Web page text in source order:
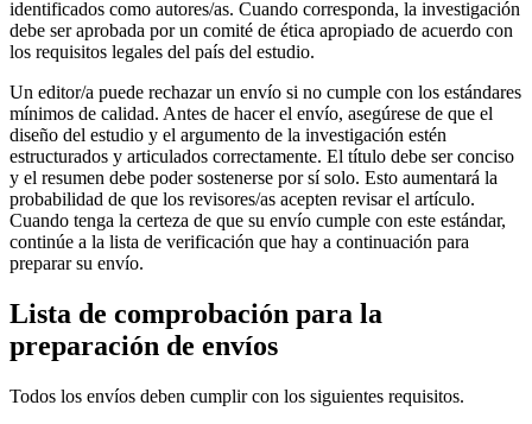
identificados como autores/as. Cuando corresponda, la investigación
debe ser aprobada por un comité de ética apropiado de acuerdo con
los requisitos legales del país del estudio.
Un editor/a puede rechazar un envío si no cumple con los estándares
mínimos de calidad. Antes de hacer el envío, asegúrese de que el
diseño del estudio y el argumento de la investigación estén
estructurados y articulados correctamente. El título debe ser conciso
y el resumen debe poder sostenerse por sí solo. Esto aumentará la
probabilidad de que los revisores/as acepten revisar el artículo.
Cuando tenga la certeza de que su envío cumple con este estándar,
continúe a la lista de verificación que hay a continuación para
preparar su envío.
Lista de comprobación para la
preparación de envíos
Todos los envíos deben cumplir con los siguientes requisitos.